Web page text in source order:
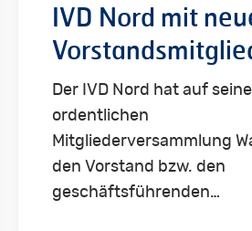
IVD Nord mit
Der IVD Nord hat auf
ordentlichen
Mitgliederversammlung
den Vorstand bzw. den
geschäftsführenden…